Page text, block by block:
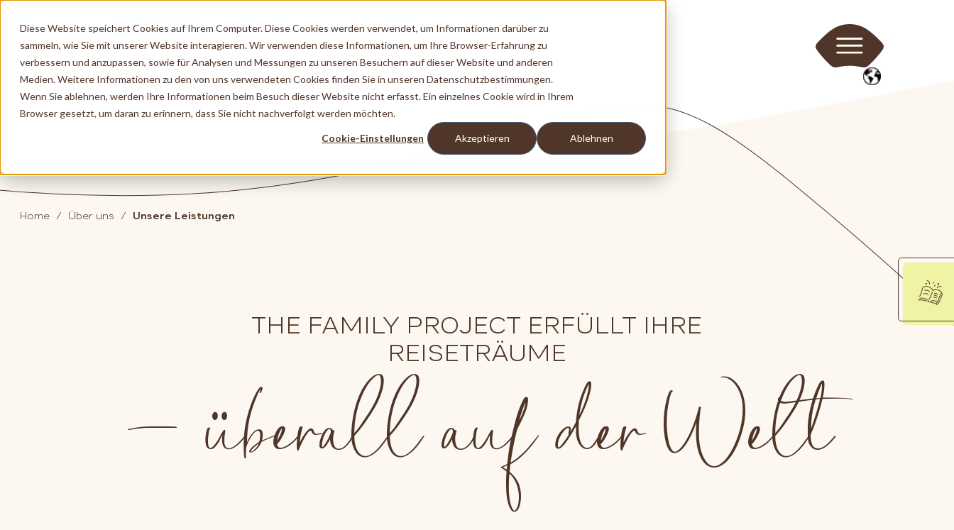
Diese Website speichert Cookies auf Ihrem Computer. Diese Cookies werden verwendet, um Informationen darüber zu
sammeln, wie Sie mit unserer Website interagieren. Wir verwenden diese Informationen, um Ihre Browser-Erfahrung zu
verbessern und anzupassen, sowie für Analysen und Messungen zu unseren Besuchern auf dieser Website und anderen
Medien. Weitere Informationen zu den von uns verwendeten Cookies finden Sie in unseren Datenschutzbestimmungen.
Wenn Sie ablehnen, werden Ihre Informationen beim Besuch dieser Website nicht erfasst. Ein einzelnes Cookie wird in Ihrem
Browser gesetzt, um daran zu erinnern, dass Sie nicht nachverfolgt werden möchten.
Cookie-Einstellungen Akzeptieren Ablehnen
Home Über uns Unsere Leistungen
THE FAMILY PROJECT ERFÜLLT IHRE
REISETRÄUME
– überall auf der Welt